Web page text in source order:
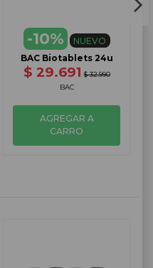
-10%
NUEVO
BAC Biotablets 24u
$ 29.691 $ 32.990
BAC
AGREGAR A
CARRO